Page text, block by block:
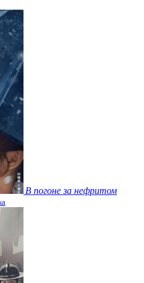
В погоне за нефритом